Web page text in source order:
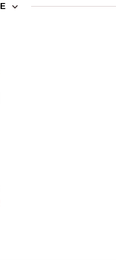
Kč
Kč
Kč
Kč